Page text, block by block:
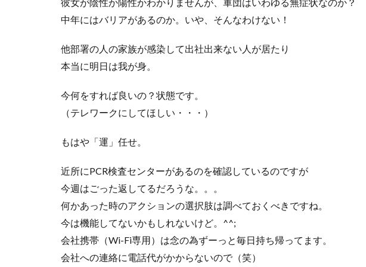
中年にはバリアがあるのか。いや、そんなわけない！
他部署の人の家族が感染して出社出来ない人が居たり
本当に明日は我が身。
今何をすれば良いの？状態です。
（テレワークにしてほしい・・・）
もはや「運」任せ。
近所にPCR検査センターがあるのを確認しているのですが
今週はごった返してるだろうな。。。
何かあった時のアクションの選択肢は調べておくべきですね。
今は機能してないかもしれないけど。^^;
会社携帯（Wi-Fi専用）は念の為ずーっと毎日持ち帰ってます。
会社への連絡に電話代がかからないので（笑）